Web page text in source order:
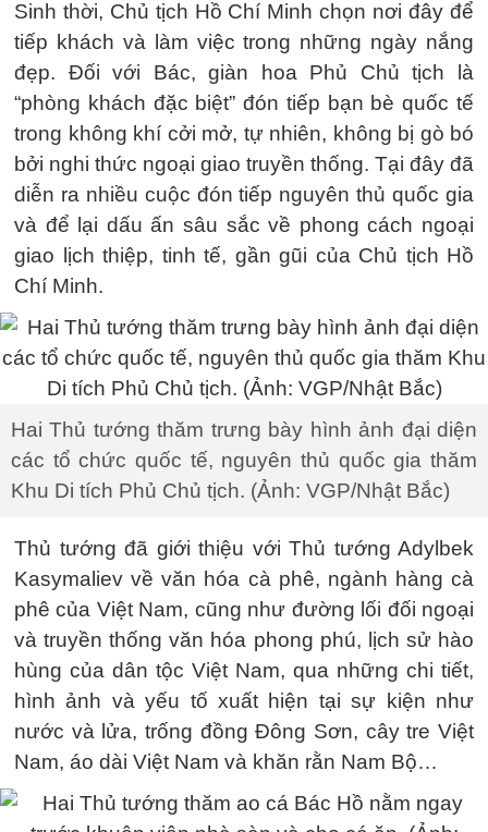
Sinh thời, Chủ tịch Hồ Chí Minh chọn nơi đây để
tiếp khách và làm việc trong những ngày nắng
đẹp. Đối với Bác, giàn hoa Phủ Chủ tịch là
“phòng khách đặc biệt” đón tiếp bạn bè quốc tế
trong không khí cởi mở, tự nhiên, không bị gò bó
bởi nghi thức ngoại giao truyền thống. Tại đây đã
diễn ra nhiều cuộc đón tiếp nguyên thủ quốc gia
và để lại dấu ấn sâu sắc về phong cách ngoại
giao lịch thiệp, tinh tế, gần gũi của Chủ tịch Hồ
Chí Minh.
Hai Thủ tướng thăm trưng bày hình ảnh đại diện
các tổ chức quốc tế, nguyên thủ quốc gia thăm
Khu Di tích Phủ Chủ tịch. (Ảnh: VGP/Nhật Bắc)
Thủ tướng đã giới thiệu với Thủ tướng Adylbek
Kasymaliev về văn hóa cà phê, ngành hàng cà
phê của Việt Nam, cũng như đường lối đối ngoại
và truyền thống văn hóa phong phú, lịch sử hào
hùng của dân tộc Việt Nam, qua những chi tiết,
hình ảnh và yếu tố xuất hiện tại sự kiện như
nước và lửa, trống đồng Đông Sơn, cây tre Việt
Nam, áo dài Việt Nam và khăn rằn Nam Bộ…